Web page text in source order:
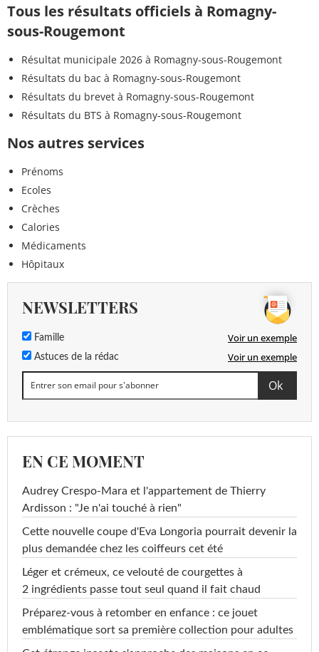
Tous les résultats officiels à Romagny-
sous-Rougemont
Résultat municipale 2026 à Romagny-sous-Rougemont
Résultats du bac à Romagny-sous-Rougemont
Résultats du brevet à Romagny-sous-Rougemont
Résultats du BTS à Romagny-sous-Rougemont
Nos autres services
Prénoms
Ecoles
Crèches
Calories
Médicaments
Hôpitaux
NEWSLETTERS
Famille Voir un exemple
Astuces de la rédac Voir un exemple
EN CE MOMENT
Audrey Crespo-Mara et l'appartement de Thierry
Ardisson : "Je n'ai touché à rien"
Cette nouvelle coupe d'Eva Longoria pourrait devenir la
plus demandée chez les coiffeurs cet été
Léger et crémeux, ce velouté de courgettes à
2 ingrédients passe tout seul quand il fait chaud
Préparez-vous à retomber en enfance : ce jouet
emblématique sort sa première collection pour adultes